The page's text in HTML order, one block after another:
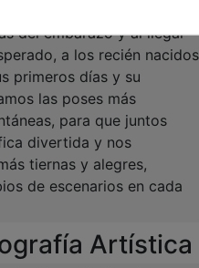
a las
del embarazo y al llegar
a los recién nacidos
primeros días y su
las poses más
para que juntos
divertida y nos
tiernas y alegres,
de escenarios en cada
Artística